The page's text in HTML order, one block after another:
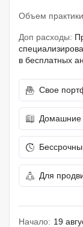
Объем
Доп расходы:
в бесплатных
Свое
Домашние
Для
Начало: 19